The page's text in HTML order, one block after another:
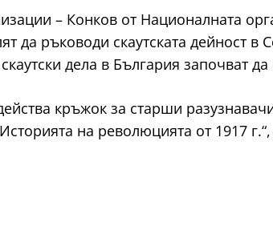
– Конков от Националната
да ръководи скаутската дейност в
дела в България започват
кръжок за старши
на революцията от 1917